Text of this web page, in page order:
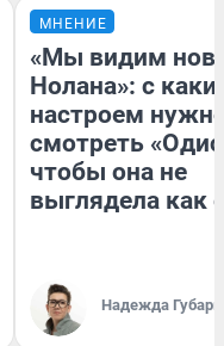
МНЕНИЕ
«Мы видим
Нолана»: с
настроем
смотреть
чтобы она не
выглядела как
Надежда Губарь